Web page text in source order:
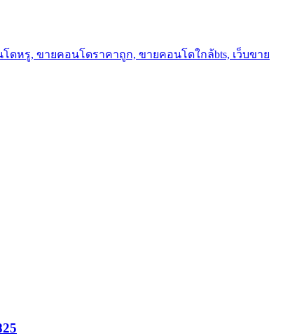
หรู, ขายคอนโดราคาถูก, ขายคอนโดใกล้bts, เว็บขาย